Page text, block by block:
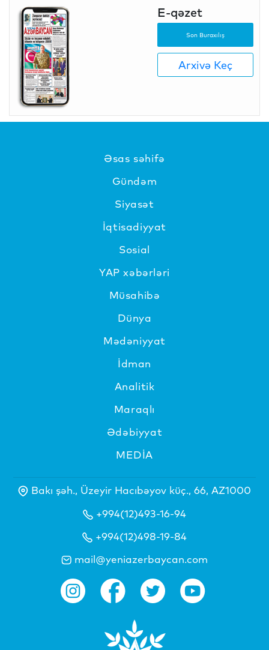
E-qəzet
Son Buraxılış
Arxivə Keç
Əsas səhifə
Gündəm
Siyasət
İqtisadiyyat
Sosial
YAP xəbərləri
Müsahibə
Dünya
Mədəniyyat
İdman
Analitik
Maraqlı
Ədəbiyyat
MEDİA
Bakı şəh., Üzeyir Hacıbəyov küç., 66, AZ1000
+994(12)493-16-94
+994(12)498-19-84
mail@yeniazerbaycan.com